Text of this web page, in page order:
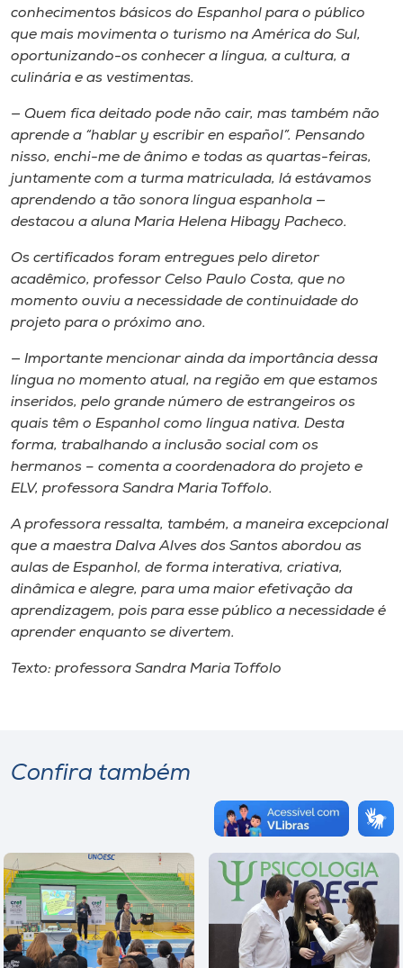
A-
conhecimentos básicos do Espanhol para o público
que mais movimenta o turismo na América do Sul,
oportunizando-os conhecer a língua, a cultura, a
culinária e as vestimentas.
— Quem fica deitado pode não cair, mas também não
aprende a “hablar y escribir en español”. Pensando
nisso, enchi-me de ânimo e todas as quartas-feiras,
juntamente com a turma matriculada, lá estávamos
aprendendo a tão sonora língua espanhola —
destacou a aluna Maria Helena Hibagy Pacheco.
Os certificados foram entregues pelo diretor
acadêmico, professor Celso Paulo Costa, que no
momento ouviu a necessidade de continuidade do
projeto para o próximo ano.
— Importante mencionar ainda da importância dessa
língua no momento atual, na região em que estamos
inseridos, pelo grande número de estrangeiros os
quais têm o Espanhol como língua nativa. Desta
forma, trabalhando a inclusão social com os
hermanos – comenta a coordenadora do projeto e
ELV, professora Sandra Maria Toffolo.
A professora ressalta, também, a maneira excepcional
que a maestra Dalva Alves dos Santos abordou as
aulas de Espanhol, de forma interativa, criativa,
dinâmica e alegre, para uma maior efetivação da
aprendizagem, pois para esse público a necessidade é
aprender enquanto se divertem.
Texto: professora Sandra Maria Toffolo
Confira também